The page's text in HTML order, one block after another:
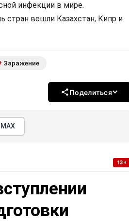
инфекции в мире.
стран вошли Казахстан, Кипр и
Заражение
Поделиться
МАХ
13+